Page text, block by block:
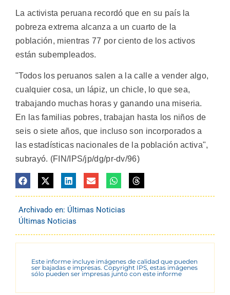
La activista peruana recordó que en su país la
pobreza extrema alcanza a un cuarto de la
población, mientras 77 por ciento de los activos
están subempleados.
"Todos los peruanos salen a la calle a vender algo,
cualquier cosa, un lápiz, un chicle, lo que sea,
trabajando muchas horas y ganando una miseria.
En las familias pobres, trabajan hasta los niños de
seis o siete años, que incluso son incorporados a
las estadísticas nacionales de la población activa",
subrayó. (FIN/IPS/jp/dg/pr-dv/96)
Archivado en: Últimas Noticias
Últimas Noticias
Este informe incluye imágenes de calidad que pueden
ser bajadas e impresas. Copyright IPS, estas imágenes
sólo pueden ser impresas junto con este informe